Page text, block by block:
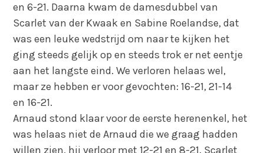
en 6-21. Daarna kwam de damesdubbel van
Scarlet van der Kwaak en Sabine Roelandse, dat
was een leuke wedstrijd om naar te kijken het
ging steeds gelijk op en steeds trok er net eentje
aan het langste eind. We verloren helaas wel,
maar ze hebben er voor gevochten: 16-21, 21-14
en 16-21.
Arnaud stond klaar voor de eerste herenenkel, het
was helaas niet de Arnaud die we graag hadden
willen zien, hij verloor met 12-21 en 8-21. Scarlet